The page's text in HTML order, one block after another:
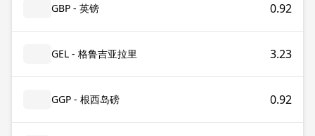
GBP - 英镑 0.92
GEL - 格鲁吉亚拉里 3.23
GGP - 根西岛磅 0.92